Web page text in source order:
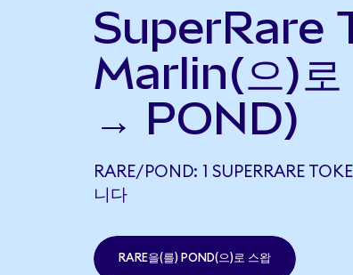
SuperRare
Marlin(으)로
→ POND)
RARE/POND: 1 SUPERRARE
니다
RARE을(를) POND(으)로 스왑